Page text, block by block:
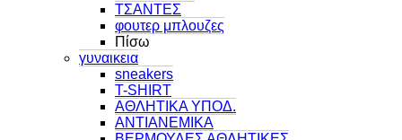
ΤΣΑΝΤΕΣ
φουτερ μπλουζες
Πίσω
γυναικεια
sneakers
T-SHIRT
ΑΘΛΗΤΙΚΑ ΥΠΟΔ.
ΑΝΤΙΑΝΕΜΙΚΑ